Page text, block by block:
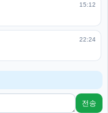
15:12
22:24
전송